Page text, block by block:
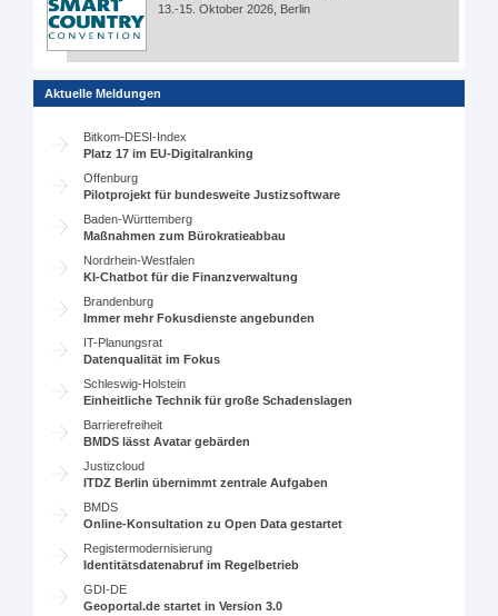
13.-15. Oktober 2026, Berlin
Aktuelle Meldungen
Bitkom-DESI-Index
Platz 17 im EU-Digitalranking
Offenburg
Pilotprojekt für bundesweite Justizsoftware
Baden-Württemberg
Maßnahmen zum Bürokratieabbau
Nordrhein-Westfalen
KI-Chatbot für die Finanzverwaltung
Brandenburg
Immer mehr Fokusdienste angebunden
IT-Planungsrat
Datenqualität im Fokus
Schleswig-Holstein
Einheitliche Technik für große Schadenslagen
Barrierefreiheit
BMDS lässt Avatar gebärden
Justizcloud
ITDZ Berlin übernimmt zentrale Aufgaben
BMDS
Online-Konsultation zu Open Data gestartet
Registermodernisierung
Identitätsdatenabruf im Regelbetrieb
GDI-DE
Geoportal.de startet in Version 3.0